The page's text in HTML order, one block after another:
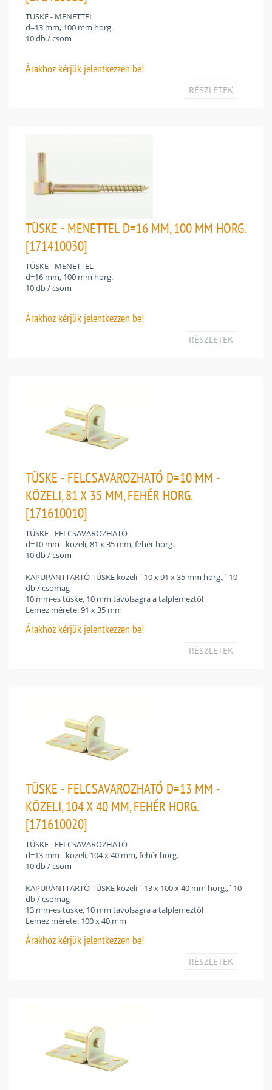
TÜSKE - MENETTEL
d=13 mm, 100 mm horg.
10 db / csom
Árakhoz kérjük jelentkezzen be!
RÉSZLETEK
TÜSKE - MENETTEL D=16 MM, 100 MM HORG.
[171410030]
TÜSKE - MENETTEL
d=16 mm, 100 mm horg.
10 db / csom
Árakhoz kérjük jelentkezzen be!
RÉSZLETEK
TÜSKE - FELCSAVAROZHATÓ D=10 MM -
KÖZELI, 81 X 35 MM, FEHÉR HORG.
[171610010]
TÜSKE - FELCSAVAROZHATÓ
d=10 mm - közeli, 81 x 35 mm, fehér horg.
10 db / csom
KAPUPÁNTTARTÓ TÜSKE közeli `10 x 91 x 35 mm horg.,`10
db / csomag
10 mm-es tüske, 10 mm távolságra a talplemeztől
Lemez mérete: 91 x 35 mm
Árakhoz kérjük jelentkezzen be!
RÉSZLETEK
TÜSKE - FELCSAVAROZHATÓ D=13 MM -
KÖZELI, 104 X 40 MM, FEHÉR HORG.
[171610020]
TÜSKE - FELCSAVAROZHATÓ
d=13 mm - közeli, 104 x 40 mm, fehér horg.
10 db / csom
KAPUPÁNTTARTÓ TÜSKE közeli `13 x 100 x 40 mm horg.,`10
db / csomag
13 mm-es tüske, 10 mm távolságra a talplemeztől
Lemez mérete: 100 x 40 mm
Árakhoz kérjük jelentkezzen be!
RÉSZLETEK